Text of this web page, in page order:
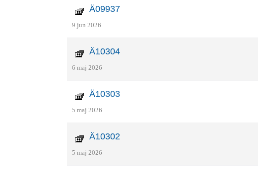
Ä09937
9 jun 2026
Ä10304
6 maj 2026
Ä10303
5 maj 2026
Ä10302
5 maj 2026